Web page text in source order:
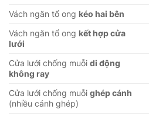
Vách ngăn tổ ong kéo hai bên
Vách ngăn tổ ong kết hợp cửa
lưới
Cửa lưới chống muỗi di động
không ray
Cửa lưới chống muỗi ghép cánh
(nhiều cánh ghép)